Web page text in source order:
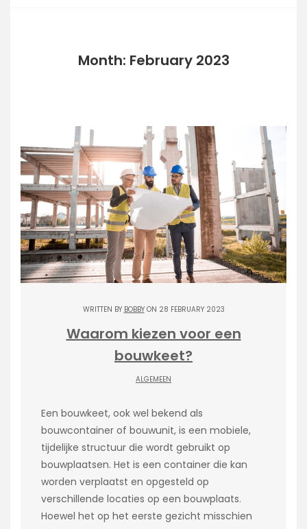
Month: February 2023
WRITTEN BY BOBBYON 28 FEBRUARY 2023
Waarom kiezen voor een
bouwkeet?
ALGEMEEN
Een bouwkeet, ook wel bekend als
bouwcontainer of bouwunit, is een mobiele,
tijdelijke structuur die wordt gebruikt op
bouwplaatsen. Het is een container die kan
worden verplaatst en opgesteld op
verschillende locaties op een bouwplaats.
Hoewel het op het eerste gezicht misschien